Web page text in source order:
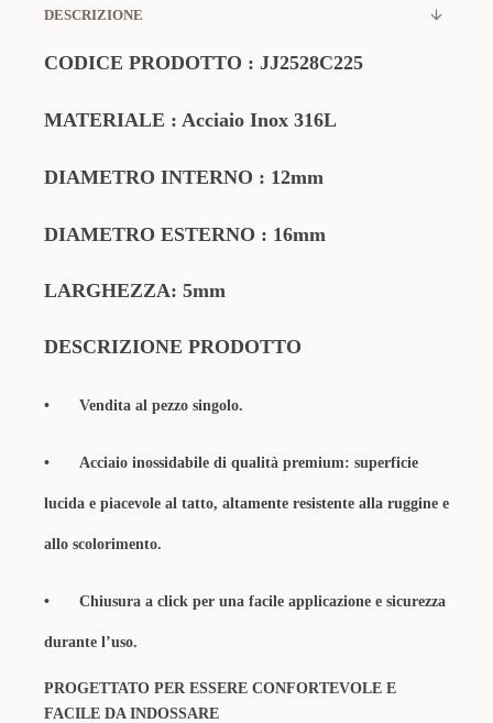
DESCRIZIONE
CODICE PRODOTTO : JJ2528C225
MATERIALE : Acciaio Inox 316L
DIAMETRO INTERNO : 12mm
DIAMETRO ESTERNO : 16mm
LARGHEZZA: 5mm
DESCRIZIONE PRODOTTO
• Vendita al pezzo singolo.
• Acciaio inossidabile di qualità premium: superficie
lucida e piacevole al tatto, altamente resistente alla ruggine e
allo scolorimento.
• Chiusura a click per una facile applicazione e sicurezza
durante l’uso.
PROGETTATO PER ESSERE CONFORTEVOLE E
FACILE DA INDOSSARE